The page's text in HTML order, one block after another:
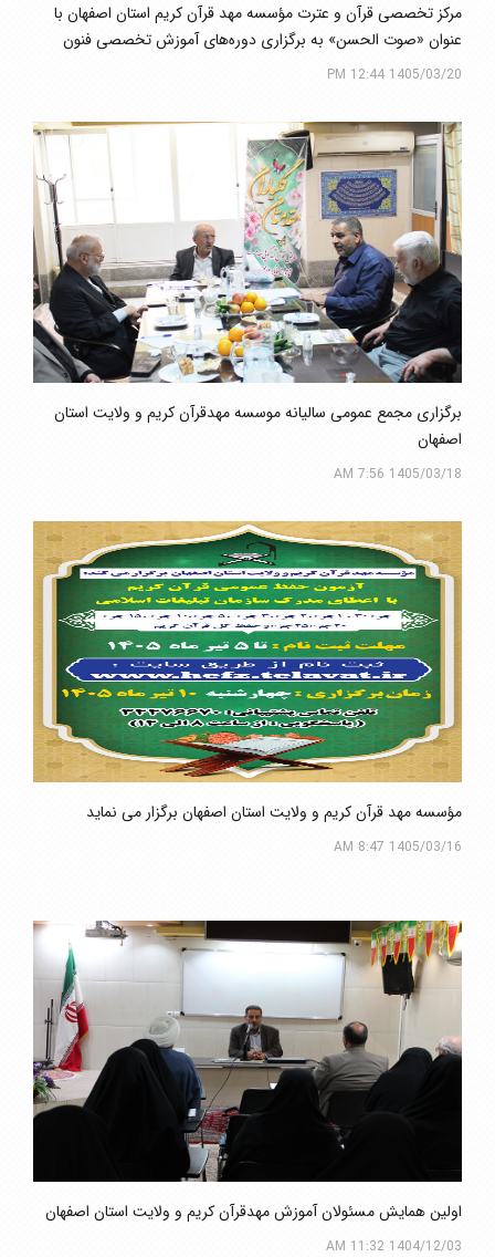
مرکز تخصصی قرآن و عترت مؤسسه مهد قرآن کریم استان اصفهان با
عنوان «صوت الحسن» به برگزاری دوره‌های آموزش تخصصی فنون
الحان قرائت تحقیق و ترتیل و تجوید مقدماتی حفظ کل و پیشرفته
1405/03/20 12:44 PM
برگزاری مجمع عمومی سالیانه موسسه مهدقرآن کریم و ولایت استان
اصفهان
1405/03/18 7:56 AM
مؤسسه مهد قرآن کریم و ولایت استان اصفهان برگزار می نماید
1405/03/16 8:47 AM
اولین همایش مسئولان آموزش مهدقرآن کریم و ولایت استان اصفهان
1404/12/03 11:32 AM